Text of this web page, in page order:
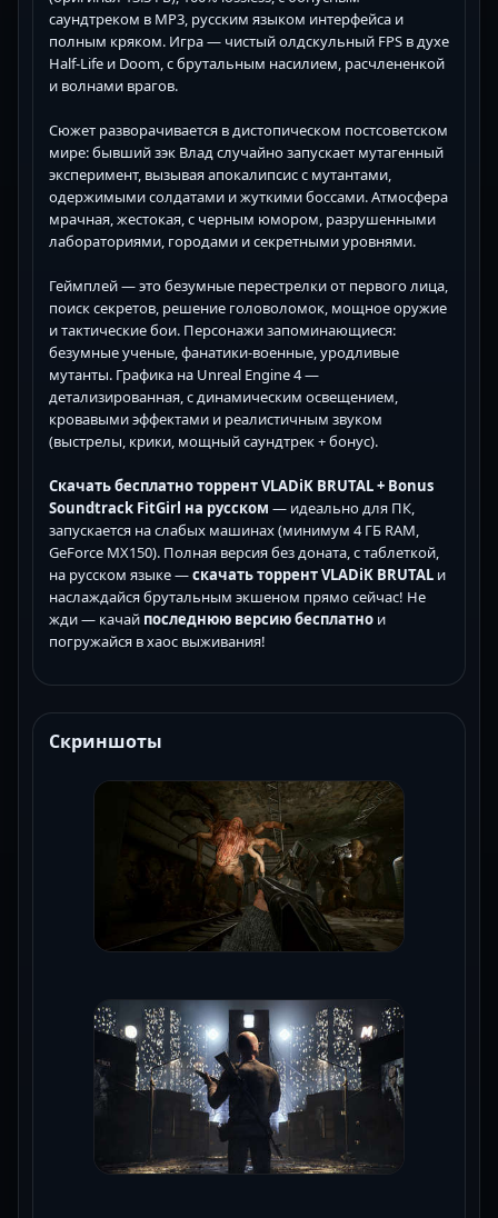
саундтреком в MP3, русским языком интерфейса и
полным кряком. Игра — чистый олдскульный FPS в духе
Half-Life и Doom, с брутальным насилием, расчлененкой
и волнами врагов.
Сюжет разворачивается в дистопическом постсоветском
мире: бывший зэк Влад случайно запускает мутагенный
эксперимент, вызывая апокалипсис с мутантами,
одержимыми солдатами и жуткими боссами. Атмосфера
мрачная, жестокая, с черным юмором, разрушенными
лабораториями, городами и секретными уровнями.
Геймплей — это безумные перестрелки от первого лица,
поиск секретов, решение головоломок, мощное оружие
и тактические бои. Персонажи запоминающиеся:
безумные ученые, фанатики-военные, уродливые
мутанты. Графика на Unreal Engine 4 —
детализированная, с динамическим освещением,
кровавыми эффектами и реалистичным звуком
(выстрелы, крики, мощный саундтрек + бонус).
Скачать бесплатно торрент VLADiK BRUTAL + Bonus
Soundtrack FitGirl на русском — идеально для ПК,
запускается на слабых машинах (минимум 4 ГБ RAM,
GeForce MX150). Полная версия без доната, с таблеткой,
на русском языке —скачать торрент VLADiK BRUTAL и
наслаждайся брутальным экшеном прямо сейчас! Не
жди — качай последнюю версию бесплатно и
погружайся в хаос выживания!
Скриншоты